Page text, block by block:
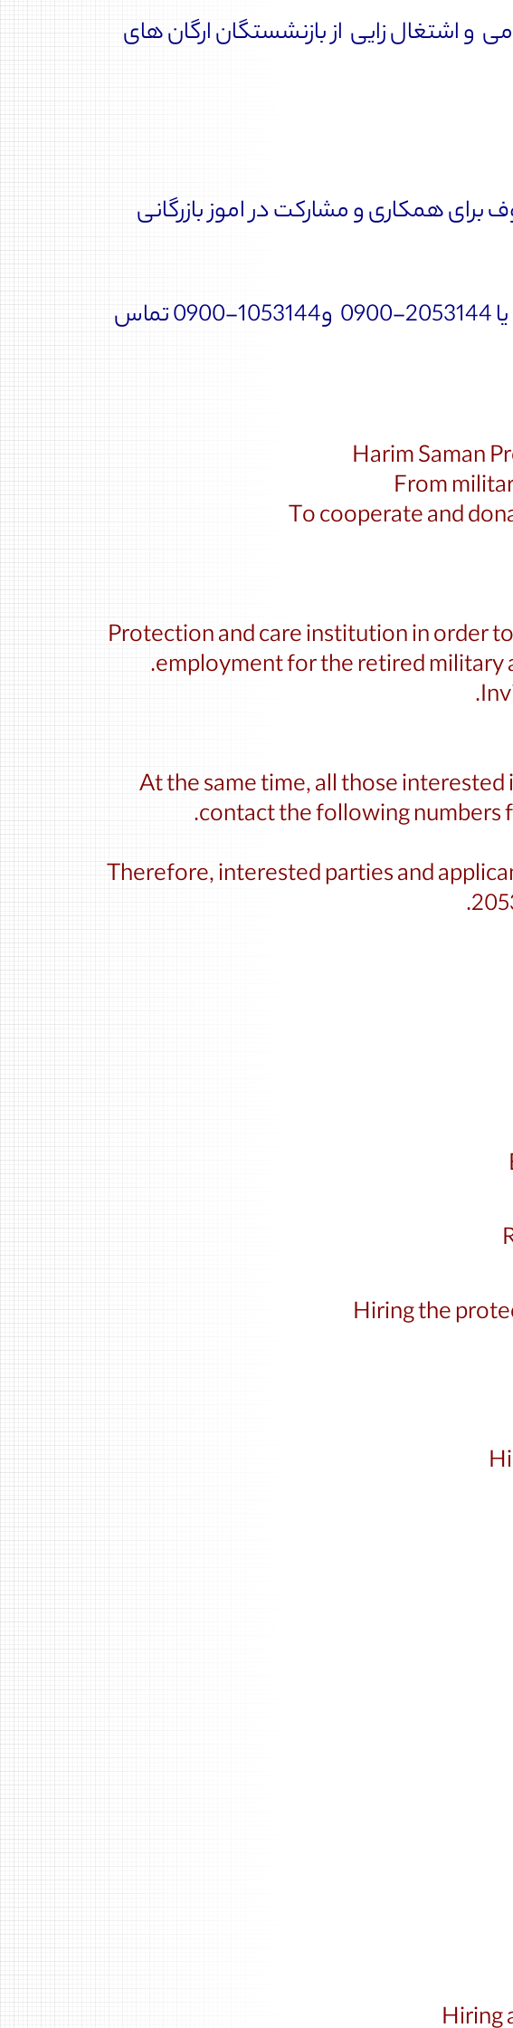
و اشتغال زایی از بازنشستگان ارگان های
همکاری و مشارکت در اموز بازرگانی
لذا علاقمندان و متقاضیان می توانند با سامانه محافظ 53144-021 یا 2053144-0900 و1053144-0900 تماس
Harim Saman
From
To cooperate and
Protection and care institution in order
employment for the retired military
At the same time, all those
contact the following numbers
Therefore, interested parties and
Hiring the
Hiring